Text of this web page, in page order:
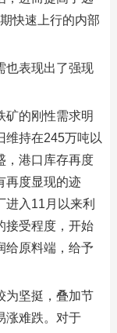
快速上行的内部
也表现出了强现
矿的刚性需求明
维持在245万吨以
，港口库存再度
再度显现的迹
进入11月以来利
接受程度，开始
给原料端，给予
为坚挺，叠加节
涨难跌。对于